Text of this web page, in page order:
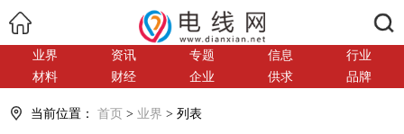
业界 资讯 专题 信息
行业
材料
财经 企业 供求 品牌
当前位置： 首页 > 业界 > 列表